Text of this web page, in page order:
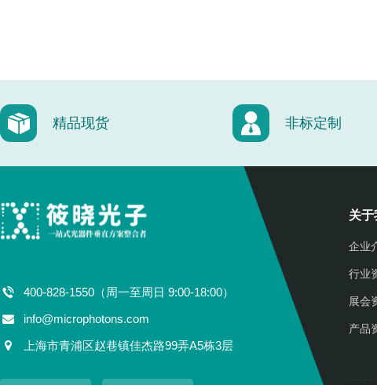
精品现货 非标定制
400-828-1550（周一至周日 9:00-18:00）
info@microphotons.com
上海市青浦区赵巷镇佳杰路99弄A5栋3层
关于
企业
行业
展会
产品